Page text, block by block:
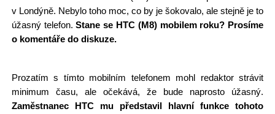
v Londýně. Nebylo toho moc, co by je šokovalo, ale stejně je to
úžasný telefon. Stane se HTC (M8) mobilem roku? Prosíme
o komentáře do diskuze.
Prozatím s tímto mobilním telefonem mohl redaktor strávit
minimum času, ale očekává, že bude naprosto úžasný.
Zaměstnanec HTC mu představil hlavní funkce tohoto